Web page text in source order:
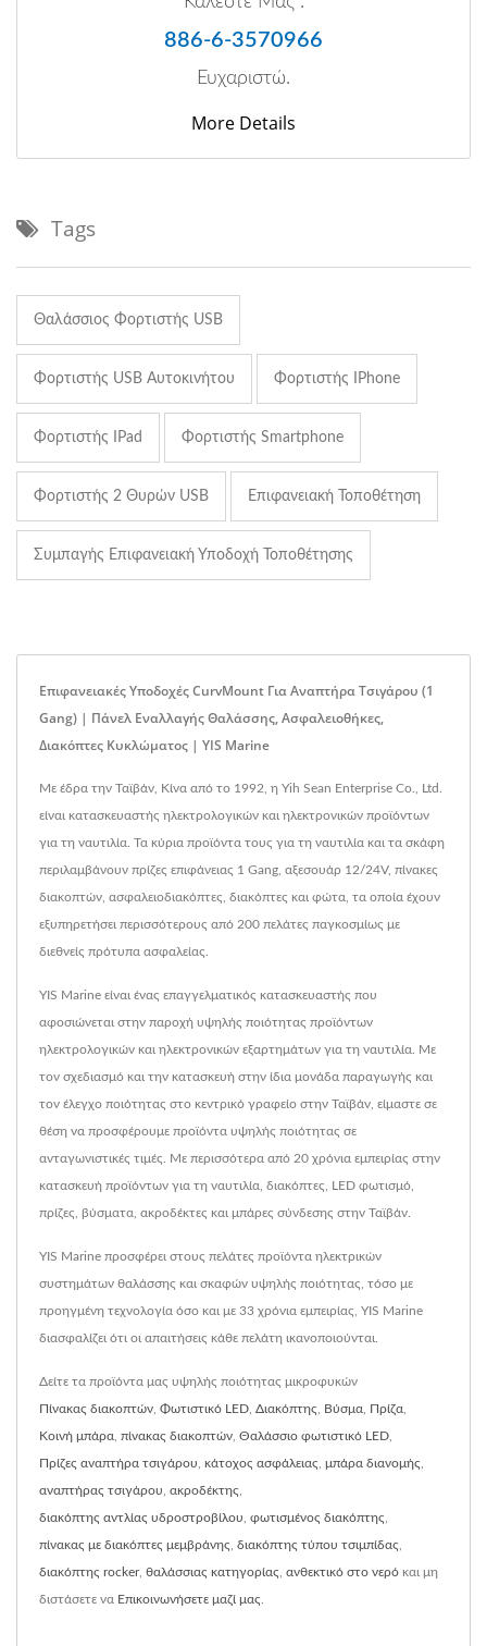
886-6-3570966
Ευχαριστώ.
More Details
Tags
Θαλάσσιος Φορτιστής USB
Φορτιστής USB Αυτοκινήτου Φορτιστής IPhone
Φορτιστής IPad Φορτιστής Smartphone
Φορτιστής 2 Θυρών USB Επιφανειακή Τοποθέτηση
Συμπαγής Επιφανειακή Υποδοχή Τοποθέτησης
Επιφανειακές Υποδοχές CurvMount Για Αναπτήρα Τσιγάρου (1
Gang) | Πάνελ Εναλλαγής Θαλάσσης, Ασφαλειοθήκες,
Διακόπτες Κυκλώματος | YIS Marine
Με έδρα την Ταϊβάν, Κίνα από το 1992, η Yih Sean Enterprise Co., Ltd.
είναι κατασκευαστής ηλεκτρολογικών και ηλεκτρονικών προϊόντων
για τη ναυτιλία. Τα κύρια προϊόντα τους για τη ναυτιλία και τα σκάφη
περιλαμβάνουν πρίζες επιφάνειας 1 Gang, αξεσουάρ 12/24V, πίνακες
διακοπτών, ασφαλειοδιακόπτες, διακόπτες και φώτα, τα οποία έχουν
εξυπηρετήσει περισσότερους από 200 πελάτες παγκοσμίως με
διεθνείς πρότυπα ασφαλείας.
YIS Marine είναι ένας επαγγελματικός κατασκευαστής που
αφοσιώνεται στην παροχή υψηλής ποιότητας προϊόντων
ηλεκτρολογικών και ηλεκτρονικών εξαρτημάτων για τη ναυτιλία. Με
τον σχεδιασμό και την κατασκευή στην ίδια μονάδα παραγωγής και
τον έλεγχο ποιότητας στο κεντρικό γραφείο στην Ταϊβάν, είμαστε σε
θέση να προσφέρουμε προϊόντα υψηλής ποιότητας σε
ανταγωνιστικές τιμές. Με περισσότερα από 20 χρόνια εμπειρίας στην
κατασκευή προϊόντων για τη ναυτιλία, διακόπτες, LED φωτισμό,
πρίζες, βύσματα, ακροδέκτες και μπάρες σύνδεσης στην Ταϊβάν.
YIS Marine προσφέρει στους πελάτες προϊόντα ηλεκτρικών
συστημάτων θαλάσσης και σκαφών υψηλής ποιότητας, τόσο με
προηγμένη τεχνολογία όσο και με 33 χρόνια εμπειρίας, YIS Marine
διασφαλίζει ότι οι απαιτήσεις κάθε πελάτη ικανοποιούνται.
Δείτε τα προϊόντα μας υψηλής ποιότητας μικροφυκών
Πίνακας διακοπτών, Φωτιστικό LED, Διακόπτης, Βύσμα, Πρίζα,
Κοινή μπάρα, πίνακας διακοπτών, Θαλάσσιο φωτιστικό LED,
Πρίζες αναπτήρα τσιγάρου, κάτοχος ασφάλειας, μπάρα διανομής,
αναπτήρας τσιγάρου, ακροδέκτης,
διακόπτης αντλίας υδροστροβίλου, φωτισμένος διακόπτης,
πίνακας με διακόπτες μεμβράνης, διακόπτης τύπου τσιμπίδας,
διακόπτης rocker, θαλάσσιας κατηγορίας, ανθεκτικό στο νερό και μη
διστάσετε να Επικοινωνήσετε μαζί μας.